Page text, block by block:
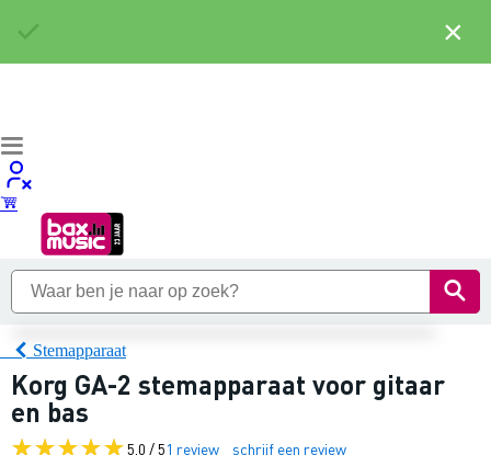
Stemapparaat
Korg GA-2 stemapparaat voor gitaar
en bas
5,0 / 51 review schrijf een review
×